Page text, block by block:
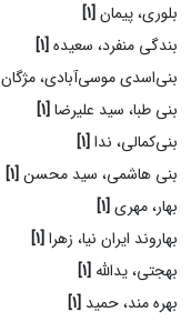
بلوری، پیمان [1]
بندگی منفرد، سعیده [1]
بنی‌اسدی موسی‌آبادی، مژگان
بنی طبا، سید علیرضا [1]
بنی‌کمالی، ندا [1]
بنی هاشمی، سید محسن [1]
بهار، مهری [1]
بهاروند ایران نیا، زهرا [1]
بهجتی، یدالله [1]
بهره مند، حمید [1]